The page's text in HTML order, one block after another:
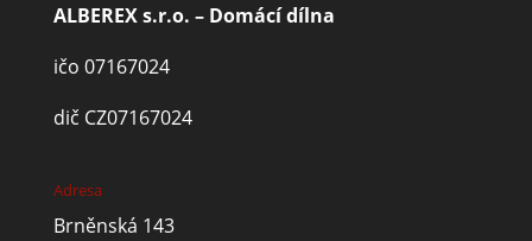
ALBEREX s.r.o. – Domácí dílna
ičo 07167024
dič CZ07167024
Adresa
Brněnská 143